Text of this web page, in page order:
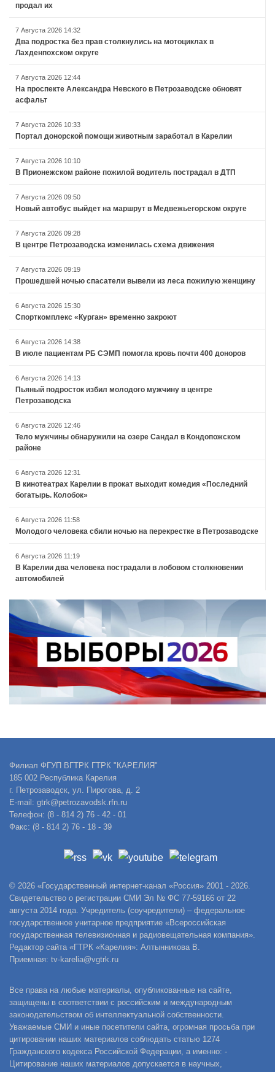
продал их
7 Августа 2026 14:32
Два подростка без прав столкнулись на мотоциклах в
Лахденпохском округе
7 Августа 2026 12:44
На проспекте Александра Невского в Петрозаводске обновят
асфальт
7 Августа 2026 10:33
Портал донорской помощи животным заработал в Карелии
7 Августа 2026 10:10
В Прионежском районе пожилой водитель пострадал в ДТП
7 Августа 2026 09:50
Новый автобус выйдет на маршрут в Медвежьегорском округе
7 Августа 2026 09:28
В центре Петрозаводска изменилась схема движения
7 Августа 2026 09:19
Прошедшей ночью спасатели вывели из леса пожилую женщину
6 Августа 2026 15:30
Спорткомплекс «Курган» временно закроют
6 Августа 2026 14:38
В июле пациентам РБ СЭМП помогла кровь почти 400 доноров
6 Августа 2026 14:13
Пьяный подросток избил молодого мужчину в центре
Петрозаводска
6 Августа 2026 12:46
Тело мужчины обнаружили на озере Сандал в Кондопожском
районе
6 Августа 2026 12:31
В кинотеатрах Карелии в прокат выходит комедия «Последний
богатырь. Колобок»
6 Августа 2026 11:58
Молодого человека сбили ночью на перекрестке в Петрозаводске
6 Августа 2026 11:19
В Карелии два человека пострадали в лобовом столкновении
автомобилей
Филиал ФГУП ВГТРК ГТРК "КАРЕЛИЯ"
185 002 Республика Карелия
г. Петрозаводск, ул. Пирогова, д. 2
E-mail: gtrk@petrozavodsk.rfn.ru
Телефон: (8 - 814 2) 76 - 42 - 01
Факс: (8 - 814 2) 76 - 18 - 39
© 2026 «Государственный интернет-канал «Россия» 2001 - 2026.
Свидетельство о регистрации СМИ Эл № ФС 77-59166 от 22
августа 2014 года. Учредитель (соучредители) – федеральное
государственное унитарное предприятие «Всероссийская
государственная телевизионная и радиовещательная компания».
Редактор сайта «ГТРК «Карелия»: Алтынникова В.
Приемная: tv-karelia@vgtrk.ru
Все права на любые материалы, опубликованные на сайте,
защищены в соответствии с российским и международным
законодательством об интеллектуальной собственности.
Уважаемые СМИ и иные посетители сайта, огромная просьба при
цитировании наших материалов соблюдать статью 1274
Гражданского кодекса Российской Федерации, а именно: -
Цитирование наших материалов допускается в научных,